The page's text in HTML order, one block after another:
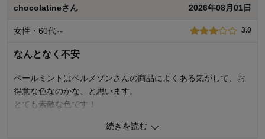
着心地
お気に入りポイント：
サイズ： ちょうど良い
chocolatineさん 2026年08月01日
女性・60代～ 3.0
なんとなく不安
ペールミントはベルメゾンさんの商品によくある気がして、お
得意な色なのかな、と思います。
とても素敵な色です！
外ゆるくて、私には不安に感じました。
続きを読む